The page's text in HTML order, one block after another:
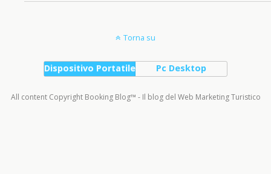
Torna su
Dispositivo Portatile Pc Desktop
All content Copyright Booking Blog™ - Il blog del Web Marketing Turistico